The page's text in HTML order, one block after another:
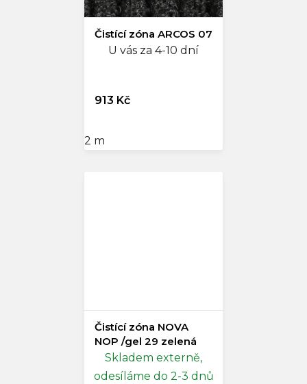
Čistící zóna ARCOS 07
U vás za 4-10 dní
913 Kč
2 m
Čistící zóna NOVA
NOP /gel 29 zelená
Skladem externě,
odesíláme do 2-3 dnů